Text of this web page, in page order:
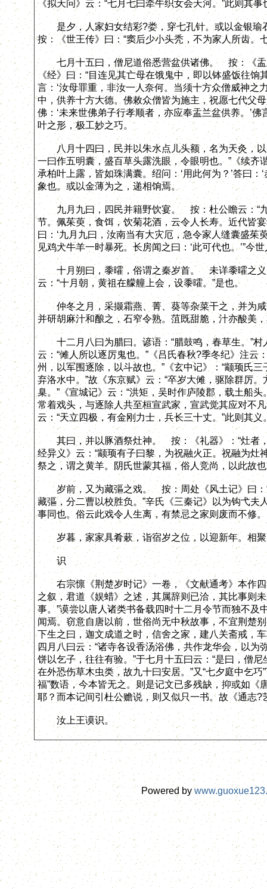
《拟天问》云：“七月七曰牵牛织女会天河。”此则其
是夕，人家妇女结彩?娄，穿七孔针。或以金银瑜
按：《世王传》曰：“窦后少小头秃，不为家人所齿。
七月十五曰，僧尼道俗悉营盆供诸佛。 按：《盂兰
《经》曰：“目连见其亡母在饿鬼中，即以钵盛饭往
言：‘汝母罪重，非汝一人奈何。当须十方众僧威神
中，供养十方大德。佛敕众僧皆为施主，祝愿七代父
佛：‘未来世佛弟子行孝顺者，亦应奉盂兰盆供养。’
叶之形，极工妙之巧。
八月十四曰，民并以朱水点儿头额，名为天灸，
一曰作五明囊，盛百草头露洗眼，令眼明也。”《续齐
承柏叶上露，皆如珠满囊。绍问：‘用此何为？’答曰
象也。或以金薄为之，递相饷焉。
九月九曰，四民并籍野饮宴。 按：杜公瞻云：“九
节。佩茱萸，食饵，饮菊花酒，云令人长寿。近代皆
曰：‘九月九曰，汝南当有大灾厄，急令家人缝囊盛茱
见鸡犬牛羊一时暴死。长房闻之曰：‘此可代也。’”今
十月朔曰，黍曤，俗谓之秦岁首。 未详黍曤之义
云：“十月朝，黄祖在艨艟上会，设黍曤。”是也。
仲冬之月，采撷霜燕、菁、葵等杂菜干之，并为咸
并研胡麻汁和酿之，石窄令熟。菹既甜脆，汁亦酸美
十二月八曰为腊曰。谚语：“腊鼓鸣，春草生。”
云：“傩人所以逐厉鬼也。”《吕氏春秋?季冬纪》注云
州，以军围逐除，以斗故也。”《玄中记》：“颛顼氏
弃洛水中。”故《东京赋》云：“卒岁大傩，驱除群厉
臬。”《宣城记》云：“洪矩，吴时作庐陵郡，载土船
常着戏头，与逐除人共至桓宣武家，宣武觉其应对不
云：“天立四极，有金刚力士，兵长三十丈。”此则其义
其曰，并以豚酒祭灶神。 按：《礼器》：“灶者，
经异义》云：“颛顼有子曰黎，为祝融火正。祝融为灶
祭之，谓之黄羊。阴氏世蒙其福，俗人竞尚，以此故
岁前，又为藏彄之戏。 按：周处《风土记》曰：“
藏彄，分二曹以校胜负。”辛氏《三秦记》以为钩弋夫
事同也。俗云此戏令人生离，有禁忌之家则废而不修。
岁暮，家家具肴蔌，诣宿岁之位，以迎新年。相聚
识
右宗懔《荆楚岁时记》一卷，《文献通考》本作四
之叙，君道《娱蜡》之述，其属辞则已洽，其比事则
事。”谟尝以唐人诸类书备载四时十二月令节而独不
闻焉。窃意自唐以前，世俗尚无中秋故事，不宜荆楚
下生之曰，迦文成道之时，信舍之家，建八关斋戒，
四月八曰云：“诸寺各设香汤浴佛，共作龙华会，以
饼以乞子，往往有验。”于七月十五曰云：“是曰，僧
在外恐伤草木虫类，故九十曰安居。”又“七夕庭中乞
福”数语，今本皆无之。则是记文已多残缺，抑或如
耶？而本记间引杜公赡说，则又似只一书。故《通志
汝上王谟识。
Powered by